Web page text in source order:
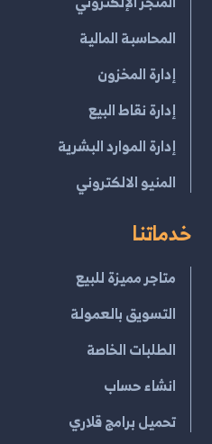
المحاسبة المالية
إدارة المخزون
إدارة نقاط البيع
إدارة الموارد البشرية
المنيو الالكتروني
خدماتنا
متاجر مميزة للبيع
التسويق بالعمولة
الطلبات الخاصة
انشاء حساب
تحميل برامج قلاري